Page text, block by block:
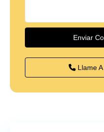
Llame A